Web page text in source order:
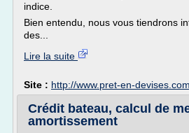
indice.
Bien entendu, nous vous tiendrons
des...
Lire la suite
Site : http://www.pret-en-devises.com
Crédit bateau, calcul de
amortissement